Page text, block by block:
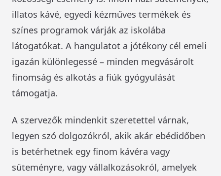
illatos kávé, egyedi kézműves termékek és
színes programok várják az iskolába
látogatókat. A hangulatot a jótékony cél emeli
igazán különlegessé – minden megvásárolt
finomság és alkotás a fiúk gyógyulását
támogatja.
A szervezők mindenkit szeretettel várnak,
legyen szó dolgozókról, akik akár ebédidőben
is betérhetnek egy finom kávéra vagy
süteményre, vagy vállalkozásokról, amelyek